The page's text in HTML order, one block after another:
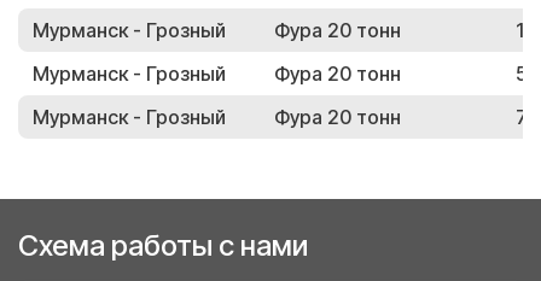
Мурманск - Грозный
Фура 20 тонн
Мурманск - Грозный
Фура 20 тонн
Мурманск - Грозный
Фура 20 тонн
Схема работы с нами